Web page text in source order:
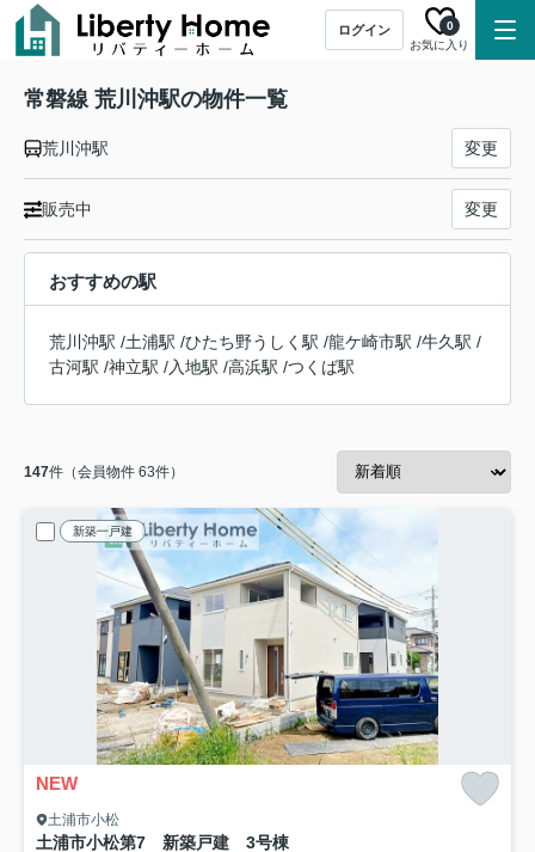
ログイン
お気に入り
0
常磐線 荒川沖駅の物件一覧
荒川沖駅 変更
販売中 変更
おすすめの駅
荒川沖駅 /土浦駅 /ひたち野うしく駅 /龍ケ崎市駅 /牛久駅 /
古河駅 /神立駅 /入地駅 /高浜駅 /つくば駅
147件（会員物件 63件）
新築一戸建
NEW
土浦市小松
土浦市小松第7 新築戸建 3号棟